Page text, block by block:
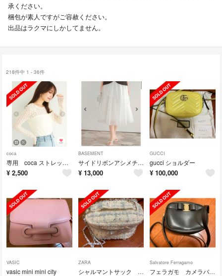
承ください。
梱包が素人ですがご容赦ください。
出品はラクマにしかしてません。
218件中 1 - 36件
coca
専用 coca ストレッチチュールレーストップス ホワイト M
¥ 2,500
BASEMENT
サイドリボンアシメチュールスカート fitmore ホワイト
¥ 13,000
GUCCI
gucci ショルダー
¥ 100,000
VASIC
vasic mini mini city
ZARA
シャルマントサック バニティ
Salvatore Ferragamo
フェラガモ カメラバッグ ショルダー